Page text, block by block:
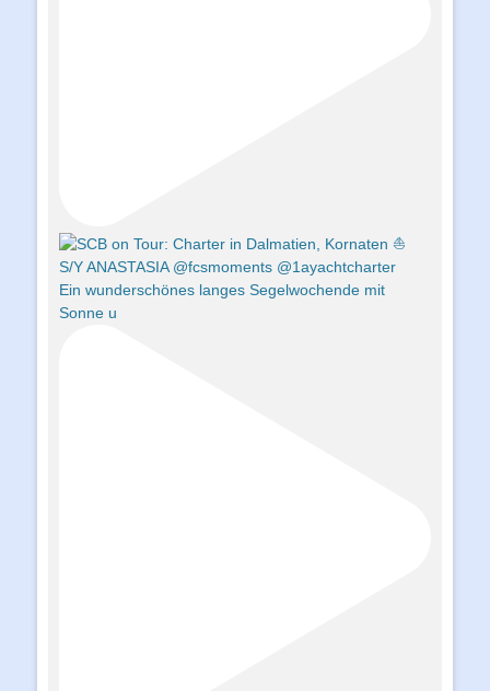
Ein wunderschönes langes Segelwochende mit
Sonne u